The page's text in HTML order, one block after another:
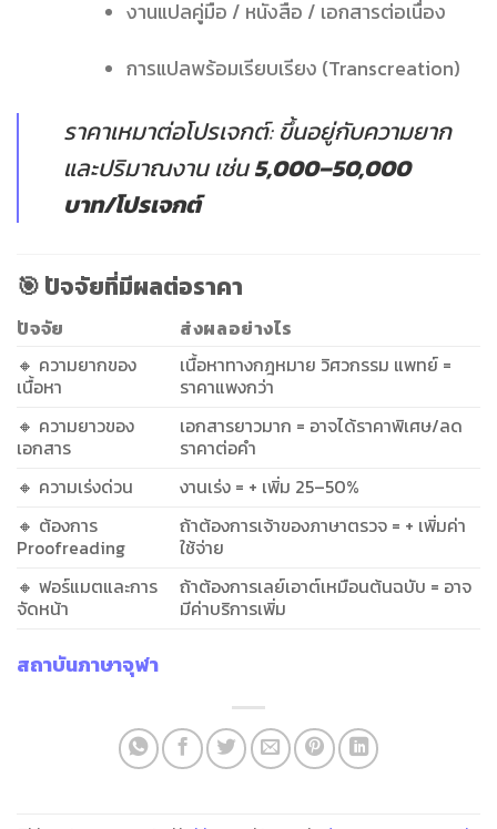
งานแปลคู่มือ / หนังสือ / เอกสารต่อเนื่อง
การแปลพร้อมเรียบเรียง (Transcreation)
ราคาเหมาต่อโปรเจกต์: ขึ้นอยู่กับความยาก
และปริมาณงาน เช่น5,000–50,000
บาท/โปรเจกต์
🎯ปัจจัยที่มีผลต่อราคา
ปัจจัย
ส่งผลอย่างไร
🔸 ความยากของ
เนื้อหา
เนื้อหาทางกฎหมาย วิศวกรรม แพทย์ =
ราคาแพงกว่า
🔸 ความยาวของ
เอกสาร
เอกสารยาวมาก = อาจได้ราคาพิเศษ/ลด
ราคาต่อคำ
🔸 ความเร่งด่วน
งานเร่ง = + เพิ่ม 25–50%
🔸 ต้องการ
Proofreading
ถ้าต้องการเจ้าของภาษาตรวจ = + เพิ่มค่า
ใช้จ่าย
🔸 ฟอร์แมตและการ
จัดหน้า
ถ้าต้องการเลย์เอาต์เหมือนต้นฉบับ = อาจ
มีค่าบริการเพิ่ม
สถาบันภาษาจุฬา